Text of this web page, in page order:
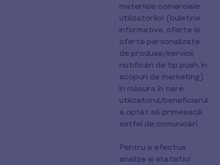
materiale comerciale
utilizatorilor (buletine
informative, oferte și
oferte personalizate
de produse/servicii,
notificări de tip push, în
scopuri de marketing)
în măsura în care
utilizatorul/beneficiarul
a optat să primească
astfel de comunicări.
Pentru a efectua
analize și statistici